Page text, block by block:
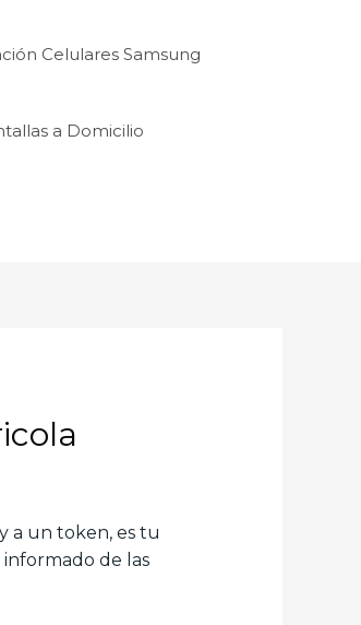
Celulares Samsung
a Domicilio
a un token, es tu
de las